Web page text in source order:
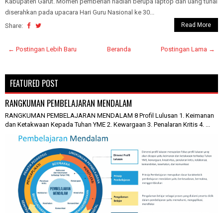
diserahkan pada upacara Hari Guru Nasional ke 30...
Share:
Read More
← Postingan Lebih Baru Postingan Lama →
Beranda
FEATURED POST
RANGKUMAN PEMBELAJARAN MENDALAM
RANGKUMAN PEMBELAJARAN MENDALAM 8 Profil Lulusan 1. Keimanan
dan Ketakwaan Kepada Tuhan YME 2. Kewargaan 3. Penalaran Kritis 4. ...